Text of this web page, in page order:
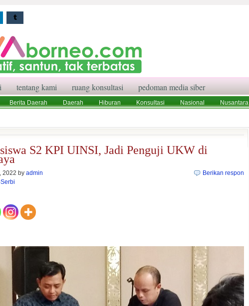
tentang kami ruang konsultasi pedoman media siber
Berita Daerah Daerah Hiburan Konsultasi Nasional Nusantara
S2 KPI UINSI, Jadi Penguji UKW di
2022 by admin
Berikan respon